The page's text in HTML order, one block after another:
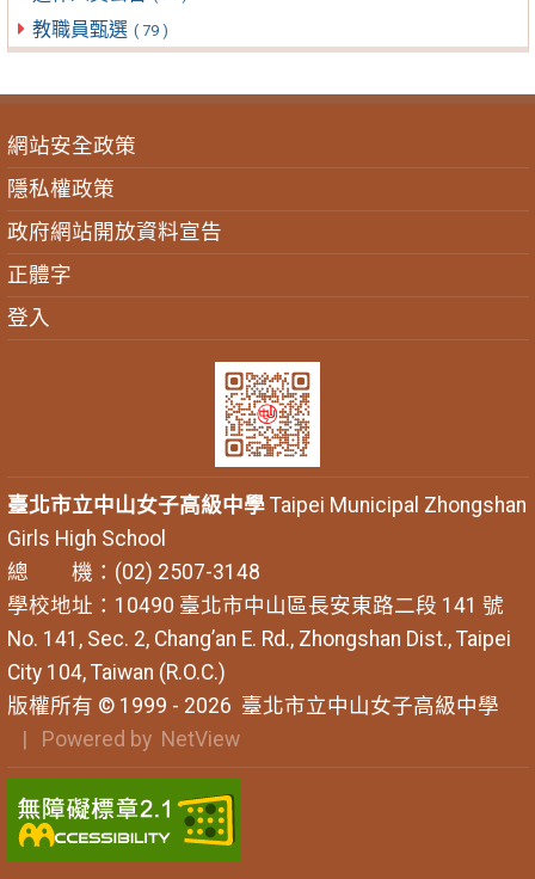
教職員甄選 ( 79 )
網站安全政策
隱私權政策
政府網站開放資料宣告
正體字
登入
臺北市立中山女子高級中學Taipei Municipal Zhongshan
Girls High School
總 機：(02) 2507-3148
學校地址：10490 臺北市中山區長安東路二段 141 號
No. 141, Sec. 2, Chang’an E. Rd., Zhongshan Dist., Taipei
City 104, Taiwan (R.O.C.)
版權所有 © 1999 - 2026 臺北市立中山女子高級中學
| Powered by NetView